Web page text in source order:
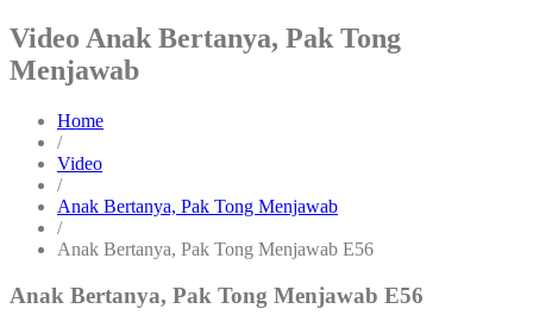
Video Anak Bertanya, Pak Tong
Menjawab
Home
/
Video
/
Anak Bertanya, Pak Tong Menjawab
/
Anak Bertanya, Pak Tong Menjawab E56
Anak Bertanya, Pak Tong Menjawab E56